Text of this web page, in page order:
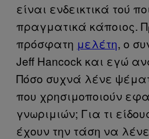
είναι ενδεικτικά τού
πραγματικά κάποιος.
πρόσφατη μελέτη, ο
Jeff Hancock και εγώ
Πόσο συχνά λένε
που χρησιμοποιούν
γνωριμιών; Για τι
έχουν την τάση να